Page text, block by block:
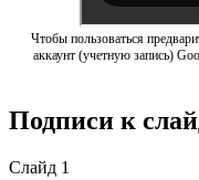
Чтобы пользоваться
аккаунт (учетную запись)
Подписи к
Слайд 1